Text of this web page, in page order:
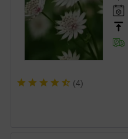
(4)